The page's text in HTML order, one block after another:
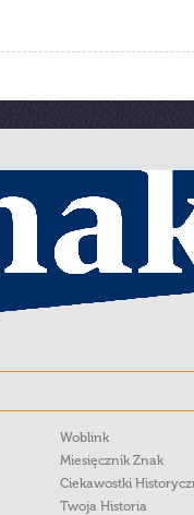
Woblink
Miesięcznik Znak
Ciekawostki
Twoja Historia